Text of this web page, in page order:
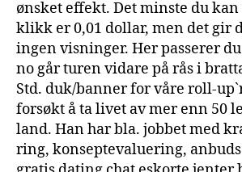
ønsket effekt. Det minste du
klikk er 0,01 dollar, men det gir
ingen visninger. Her passerer
no går turen vidare på rås i
Std. duk/banner for våre roll-
forsøkt å ta livet av mer enn 50
land. Han har bla. job­bet med
ring, kon­sep­teva­lu­e­ring,